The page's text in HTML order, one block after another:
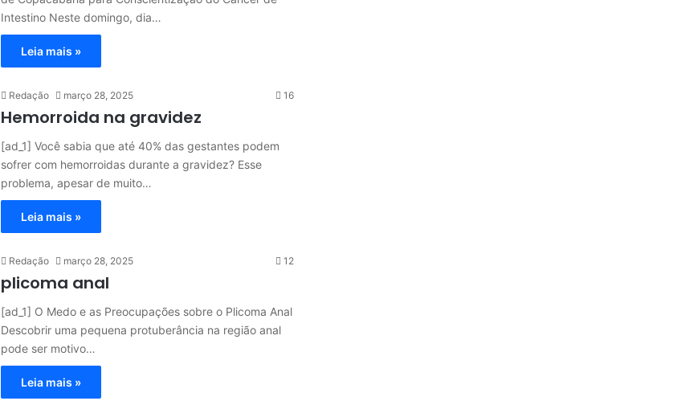
Intestino Neste domingo, dia…
Leia mais »
Redação março 28, 2025 16
Hemorroida na gravidez
[ad_1] Você sabia que até 40% das gestantes podem
sofrer com hemorroidas durante a gravidez? Esse
problema, apesar de muito…
Leia mais »
Redação março 28, 2025 12
plicoma anal
[ad_1] O Medo e as Preocupações sobre o Plicoma Anal
Descobrir uma pequena protuberância na região anal
pode ser motivo…
Leia mais »